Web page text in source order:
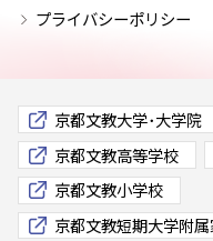
プライバシーポリシー
京都文教大学･大学院
京都文教高等学校
京都文教小学校
京都文教短期大学附